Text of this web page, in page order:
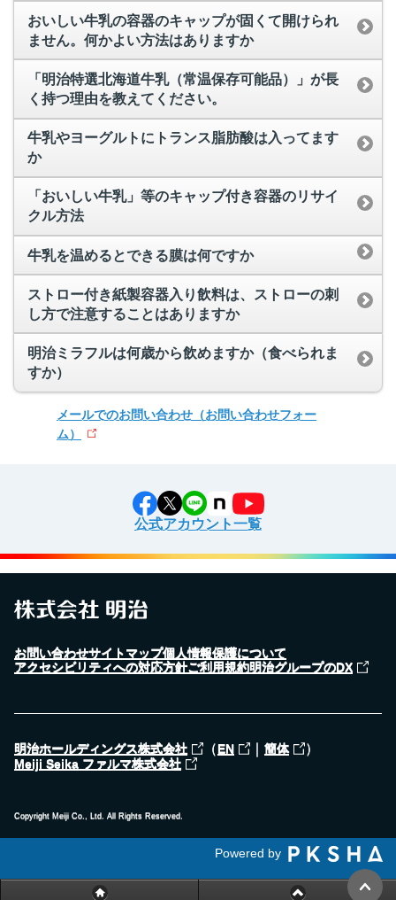
おいしい牛乳の容器のキャップが固くて開けられ
ません。何かよい方法はありますか
「明治特選北海道牛乳（常温保存可能品）」が長
く持つ理由を教えてください。
牛乳やヨーグルトにトランス脂肪酸は入ってます
か
「おいしい牛乳」等のキャップ付き容器のリサイ
クル方法
牛乳を温めるとできる膜は何ですか
ストロー付き紙製容器入り飲料は、ストローの刺
し方で注意することはありますか
明治ミラフルは何歳から飲めますか（食べられま
すか）
メールでのお問い合わせ （お問い合わせフォー
ム）
公式アカウント一覧
お問い合わせサイトマップ個人情報保護について
アクセシビリティへの対応方針ご利用規約明治グループのDX
明治ホールディングス株式会社 （EN ｜ 簡体 ）
Meiji Seika ファルマ株式会社
Copyright Meiji Co., Ltd. All Rights Reserved.
Powered by